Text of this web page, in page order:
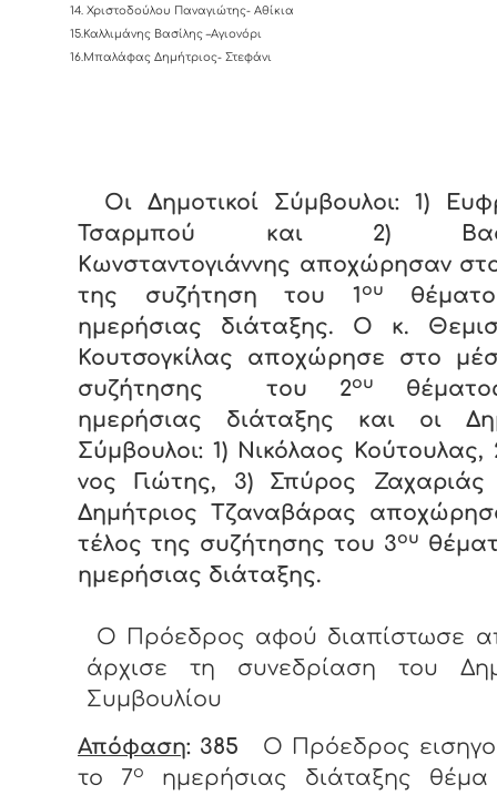
14. Χριστοδούλου Παναγιώτης- Αθίκια
15.Καλλιμάνης Βασίλης –Αγιονόρι
16.Μπαλάφας Δημήτριος- Στεφάνι
Οι Δημοτικοί Σύμβουλοι: 1)
Τσαρμπού και 2)
Κωνσταντογιάννης αποχώρησαν
της συζήτηση του 1ου
ημερήσιας διάταξης. Ο κ.
Κουτσογκίλας αποχώρησε στο
συζήτησης του 2ου
ημερήσιας διάταξης και οι
Σύμβουλοι: 1) Νικόλαος
νος Γιώτης, 3) Σπύρος Ζαχαριάς
Δημήτριος Τζαναβάρας
τέλος της συζήτησης του 3ου
ημερήσιας διάταξης.
Ο Πρόεδρος αφού διαπίστωσε
άρχισε τη συνεδρίαση του
Συμβουλίου
Απόφαση: 385 Ο Πρόεδρος
το 7ο
ημερήσιας διάταξης